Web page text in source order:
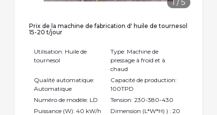
1 /5
Prix de la machine de fabrication d' huile de tournesol
15-20 t/jour
Utilisation: Huile de
tournesol
Type: Machine de
pressage à froid et à
chaud
Qualité automatique:
Automatique
Capacité de production:
100TPD
Numéro de modèle: LD
Tension: 230-380-430
Puissance (W): 40 kW/h
Dimension (L*W*H) ) : 20